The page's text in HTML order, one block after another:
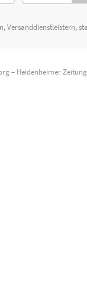
Versanddienstleistern,
– Heidenheimer